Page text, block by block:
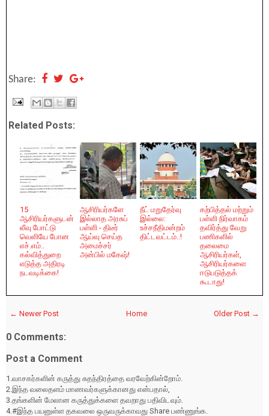
Share:
Related Posts:
15
ஆசிரியர்களுடன்
லீவு போட்டு
வெளியே போன
எச்.எம்..
கல்வித்துறை
எடுத்த அதிரடி
நடவடிக்கை!
ஆசிரியர்களே
இல்லாத அரசுப்
பள்ளி - திடீர்
ஆய்வு செய்த
அமைச்சர்
அன்பில் மகேஷ்!
நீட் மறுதேர்வு
இல்லை:
உச்சநீதிமன்றம்
திட்டவட்டம்..!
கற்பித்தல் மற்றும்
பள்ளி நிர்வாகம்
தவிர்த்து வேறு
பணிகளில்
தலைமை
ஆசிரியர்கள்,
ஆசிரியர்களை
ஈடுபடுத்தக்
கூடாது!
← Newer Post Older Post →
Home
0 Comments:
Post a Comment
1.வாசகர்களின் கருத்து சுதந்திரத்தை வரவேற்கின்றோம்.
2.இந்த வலைதளம் மாணவர்களுக்கானது என்பதால்,
3.தங்களின் மேலான கருத்துக்களை தவறாது பதிவிடவும்.
4.#இந்த பயனுள்ள தகவலை ஒருவருக்காவது Share பண்ணுங்க.